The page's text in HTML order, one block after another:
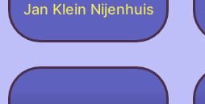
Jan Klein Nijenhuis